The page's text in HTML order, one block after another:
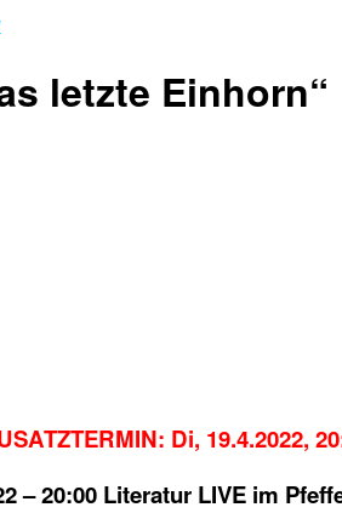
letzte Einhorn“
Di, 19.4.2022,
– 20:00 Literatur LIVE im